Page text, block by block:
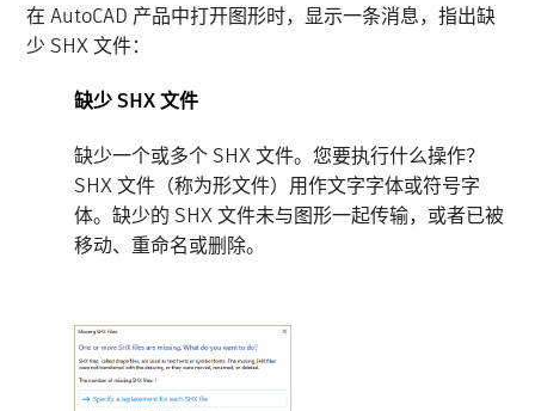
在 AutoCAD 产品中打开图形时，显示一条消息，指出缺
少 SHX 文件：
缺少 SHX 文件
缺少一个或多个 SHX 文件。您要执行什么操作？
SHX 文件（称为形文件）用作文字字体或符号字
体。缺少的 SHX 文件未与图形一起传输，或者已被
移动、重命名或删除。